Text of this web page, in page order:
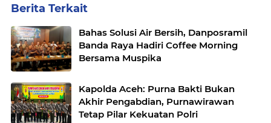
Berita Terkait
Bahas Solusi Air Bersih, Danposramil
Banda Raya Hadiri Coffee Morning
Bersama Muspika
Kapolda Aceh: Purna Bakti Bukan
Akhir Pengabdian, Purnawirawan
Tetap Pilar Kekuatan Polri